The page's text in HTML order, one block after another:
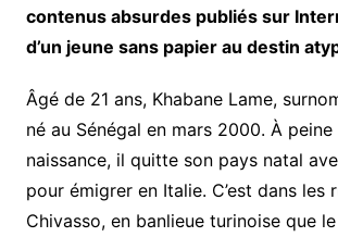
contenus absurdes publiés sur
d’un jeune sans papier au destin
Âgé de 21 ans, Khabane Lame,
né au Sénégal en mars 2000. À peine
naissance, il quitte son pays natal
pour émigrer en Italie. C’est dans les
Chivasso, en banlieue turinoise que